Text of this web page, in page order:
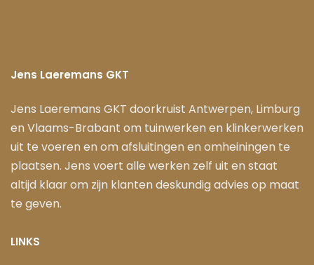
Jens Laeremans GKT
Jens Laeremans GKT doorkruist Antwerpen, Limburg
en Vlaams-Brabant om tuinwerken en klinkerwerken
uit te voeren en om afsluitingen en omheiningen te
plaatsen. Jens voert alle werken zelf uit en staat
altijd klaar om zijn klanten deskundig advies op maat
te geven.
LINKS